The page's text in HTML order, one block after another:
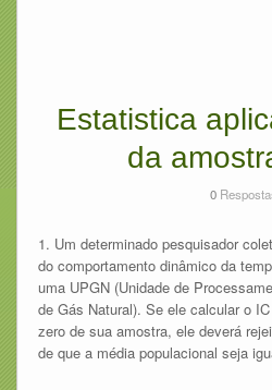
Estatistica
da
0
1. Um determinado pesquisador
do comportamento dinâmico da
uma UPGN (Unidade de
de Gás Natural). Se ele calcular o
zero de sua amostra, ele deverá
de que a média populacional seja